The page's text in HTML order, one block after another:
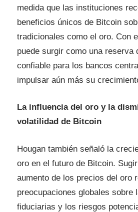
medida que las instituciones
beneficios únicos de Bitcoin
tradicionales como el oro. Con
puede surgir como una reserva
confiable para los bancos
impulsar aún más su
La influencia del oro y la
volatilidad de Bitcoin
Hougan también señaló la
oro en el futuro de Bitcoin.
aumento de los precios del oro
preocupaciones globales sobre
fiduciarias y los riesgos